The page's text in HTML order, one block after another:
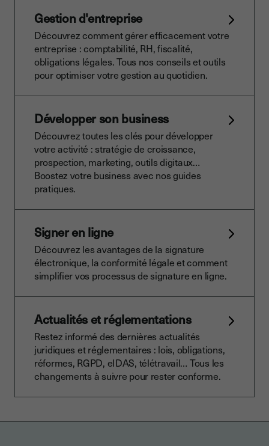
Gestion d'entreprise
Découvrez comment gérer efficacement votre
entreprise : comptabilité, RH, fiscalité,
obligations légales. Tous nos conseils et outils
pour optimiser votre gestion au quotidien.
Développer son business
Découvrez toutes les clés pour développer
votre activité : stratégie de croissance,
prospection, marketing, outils digitaux…
Boostez votre business avec nos guides
pratiques.
Signer en ligne
Découvrez les avantages de la signature
électronique, la conformité légale et comment
simplifier vos processus de signature en ligne.
Actualités et réglementations
Restez informé des dernières actualités
juridiques et réglementaires : lois, obligations,
réformes, RGPD, eIDAS, télétravail… Tous les
changements à suivre pour rester conforme.